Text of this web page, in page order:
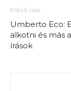
Előző cikk
Umberto Eco:
alkotni és más
írások